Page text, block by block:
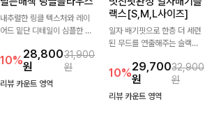
내추럴한 링클 텍스처와 레이
어드 밑단 디테일이 심플한 디
볍게 툭 입기만 해도 멋스러운
스타일을 완성해드려요- 여유
로운 핏으로 군살은 자연스럽
10%28,800
원
31,900
원
리뷰 카운트 영역
랙스[S,M,L사이즈]
일자 배기핏으로 한층 더 세련
된 무드를 연출해주는 슬랙스
장으로 상의를 어떤 스타일과
매치해도 멋스럽게 완성돼요.
10%29,700
원
32,900
원
리뷰 카운트 영역